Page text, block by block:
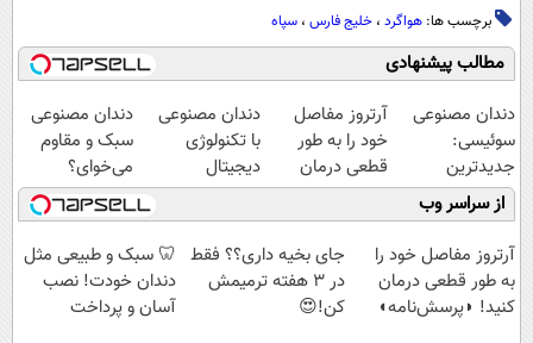
برچسب ها: هواگرد ، خلیج فارس ، سپاه
مطالب پیشنهادی
دندان مصنوعی
سوئیسی:
جدیدترین
فناوری اروپا،
سبک و مقاوم |
پرداخت قسطی
آرتروز مفاصل
خود را به طور
قطعی درمان
کنید!
◗پرسش‌نامه◖
دندان مصنوعی
با تکنولوژی
دیجیتال
سوئیسی🇨🇭
دندان مصنوعی
سبک و مقاوم
می‌خوای؟
پرداخت اقساطی
هم داریم!😍 |
📍تهران
از سراسر وب
آرتروز مفاصل خود را
به طور قطعی درمان
کنید! ◗پرسش‌نامه◖
جای بخیه داری؟؟ فقط
در 3 هفته ترمیمش
کن!😍
🦷 سبک و طبیعی مثل
دندان خودت! نصب
آسان و پرداخت